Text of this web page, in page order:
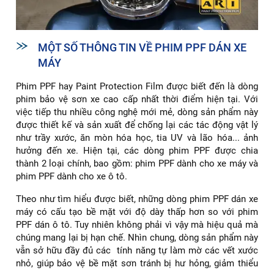
MỘT SỐ THÔNG TIN VỀ PHIM PPF DÁN XE
MÁY
Phim PPF hay Paint Protection Film được biết đến là dòng
phim bảo vệ sơn xe cao cấp nhất thời điểm hiện tại. Với
việc tiếp thu nhiều công nghệ mới mẻ, dòng sản phẩm này
được thiết kế và sản xuất để chống lại các tác động vật lý
như trầy xước, ăn mòn hóa học, tia UV và lão hóa... ảnh
hưởng đến xe. Hiện tại, các dòng phim PPF được chia
thành 2 loại chính, bao gồm: phim PPF dành cho xe máy và
phim PPF dành cho xe ô tô.
Theo như tìm hiểu được biết, những dòng phim PPF dán xe
máy có cấu tạo bề mặt với độ dày thấp hơn so với phim
PPF dán ô tô. Tuy nhiên không phải vì vậy mà hiệu quả mà
chúng mang lại bị hạn chế. Nhìn chung, dòng sản phẩm này
vẫn sở hữu đầy đủ các tính năng tự làm mờ các vết xước
nhỏ, giúp bảo vệ bề mặt sơn tránh bị hư hỏng, giảm thiểu